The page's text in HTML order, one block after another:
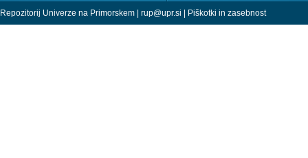
Repozitorij Univerze na Primorskem | rup@upr.si | Piškotki in zasebnost